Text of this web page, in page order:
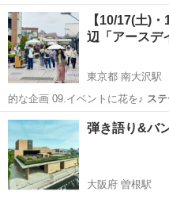
パフォーマンスの… ック フェス
栃木 鹿沼市
【10/17(土)
辺「アースデ
東京都 南大沢駅
的な企画 09.イベントに花を♪ ス
フ…
東京 八王子市 南大沢駅
弾き語り&バ
大阪府 曽根駅